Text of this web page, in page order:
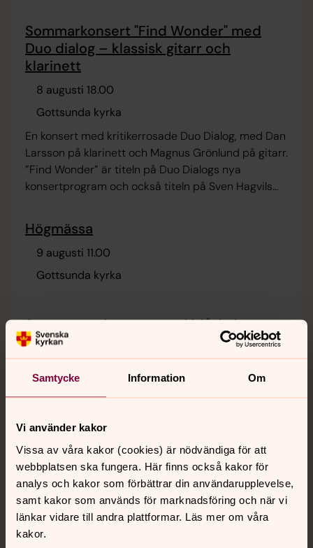
Samtycke Information Om
Vi använder kakor
Vissa av våra kakor (cookies) är nödvändiga för att
webbplatsen ska fungera. Här finns också kakor för
analys och kakor som förbättrar din användarupplevelse,
samt kakor som används för marknadsföring och när vi
länkar vidare till andra plattformar. Läs mer om våra
kakor.
Sommarkonsert "Find Wonder" med
Duo dialog – klassisk gitarr och
klarinett
8 augusti 18.00
Gottsunda kyrka
En konsert med kritikerrosade Duo Dialog, med Dan
Larsson på klarinett och Magnus Grönlund på gitarr.
”Find Wonder” är titeln på Duo Dialogs nya
konsertprogram och också titeln på Sven Hagvils
“Omnia mirari etiam tritissima”. “Förundras över
allt, även det vardagliga”. Duon bjuder även på
musik av Napoleon Coste, Jaques Ibert, spansk
Högmässa
9 augusti 11.00
Gottsunda kyrka
Sensommarkonsert med blåskvintett
och piano
Gottsunda kyrka
londonbaserade pianisten Anyssa Neumann
återkommer till Gottsunda kyrka med ett
spännande program. Ludwig Thuilles stora sextett
för blåsare och piano är vacker tysk senromantik
tydligt influerad av hans gode vän Richard Strauss. I
kontrast till det får vi höra fransk modernism av
Francis Poulenc och Jean Françaix. Anyssa
Högmässa
16 augusti 11.00